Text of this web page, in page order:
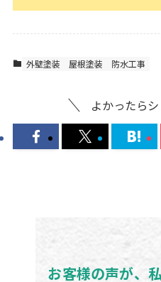
外壁塗装 屋根塗装 防水工事
よかったら
お客様の声が、